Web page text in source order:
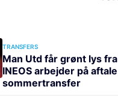
TRANSFERS
Man Utd får grønt lys
INEOS arbejder på
sommertransfer